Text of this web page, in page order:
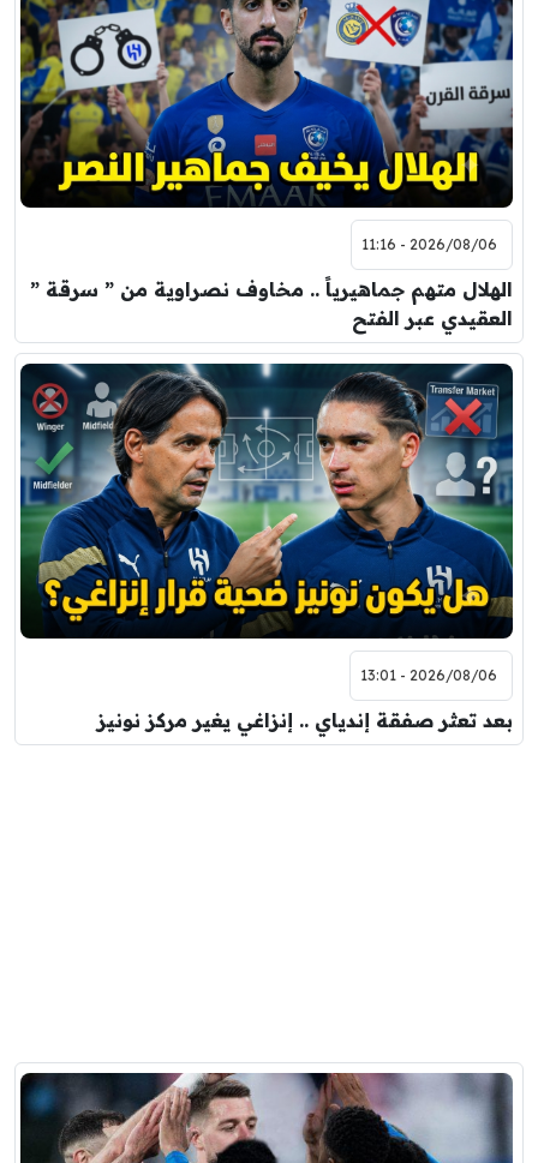
2026/08/06 - 11:16
الهلال متهم جماهيرياً .. مخاوف نصراوية من ” سرقة ”
العقيدي عبر الفتح
2026/08/06 - 13:01
بعد تعثر صفقة إندياي .. إنزاغي يغير مركز نونيز